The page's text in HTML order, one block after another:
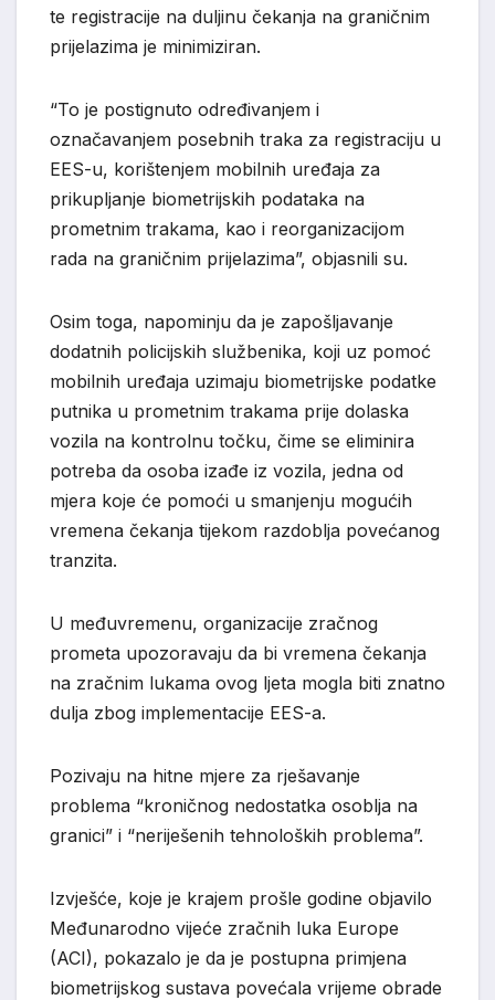
te registracije na duljinu čekanja na graničnim
prijelazima je minimiziran.
“To je postignuto određivanjem i
označavanjem posebnih traka za registraciju u
EES-u, korištenjem mobilnih uređaja za
prikupljanje biometrijskih podataka na
prometnim trakama, kao i reorganizacijom
rada na graničnim prijelazima”, objasnili su.
Osim toga, napominju da je zapošljavanje
dodatnih policijskih službenika, koji uz pomoć
mobilnih uređaja uzimaju biometrijske podatke
putnika u prometnim trakama prije dolaska
vozila na kontrolnu točku, čime se eliminira
potreba da osoba izađe iz vozila, jedna od
mjera koje će pomoći u smanjenju mogućih
vremena čekanja tijekom razdoblja povećanog
tranzita.
U međuvremenu, organizacije zračnog
prometa upozoravaju da bi vremena čekanja
na zračnim lukama ovog ljeta mogla biti znatno
dulja zbog implementacije EES-a.
Pozivaju na hitne mjere za rješavanje
problema “kroničnog nedostatka osoblja na
granici” i “neriješenih tehnoloških problema”.
Izvješće, koje je krajem prošle godine objavilo
Međunarodno vijeće zračnih luka Europe
(ACI), pokazalo je da je postupna primjena
biometrijskog sustava povećala vrijeme obrade